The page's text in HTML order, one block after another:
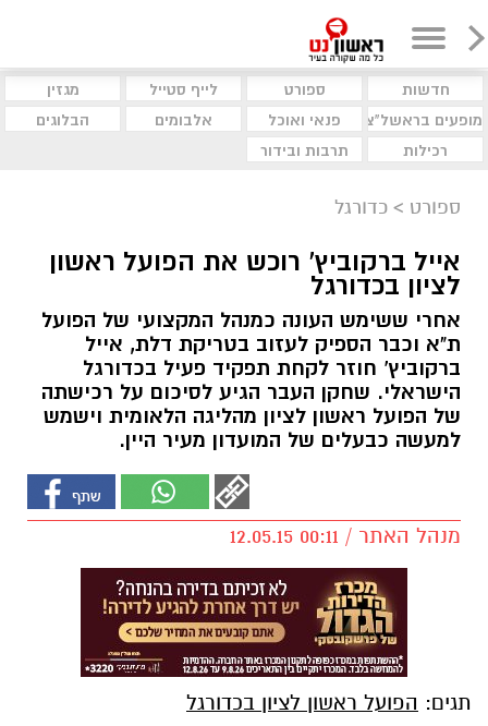
חדשות ספורט לייף סטייל
מגזין
מופעים בראשל"צ
פנאי ואוכל אלבומים
הבלוגים
רכילות
תרבות ובידור
ספורט > כדורגל
אייל ברקוביץ' רוכש את הפועל ראשון
לציון בכדורגל
אחרי ששימש העונה כמנהל המקצועי של הפועל
ת"א וכבר הספיק לעזוב בטריקת דלת, אייל
ברקוביץ' חוזר לקחת תפקיד פעיל בכדורגל
הישראלי. שחקן העבר הגיע לסיכום על רכישתה
של הפועל ראשון לציון מהליגה הלאומית וישמש
למעשה כבעלים של המועדון מעיר היין.
מנהל האתר / 00:11 12.05.15
תגים: הפועל ראשון לציון בכדורגל